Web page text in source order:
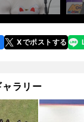
Xでポストする
line
ラリー